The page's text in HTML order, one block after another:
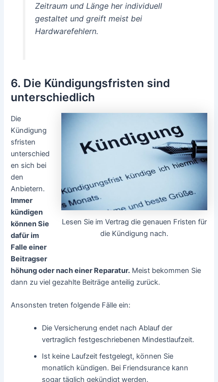
Zeitraum und Länge her individuell
gestaltet und greift meist bei
Hardwarefehlern.
6. Die Kündigungsfristen sind
unterschiedlich
Lesen Sie im Vertrag die genauen Fristen für
die Kündigung nach.
Die
Kündigung
sfristen
unterschied
en sich bei
den
Anbietern.
Immer
kündigen
können Sie
dafür im
Falle einer
Beitragser
höhung oder nach einer Reparatur. Meist bekommen Sie
dann zu viel gezahlte Beiträge anteilig zurück.
Ansonsten treten folgende Fälle ein:
Die Versicherung endet nach Ablauf der
vertraglich festgeschriebenen Mindestlaufzeit.
Ist keine Laufzeit festgelegt, können Sie
monatlich kündigen. Bei Friendsurance kann
sogar täglich gekündigt werden.